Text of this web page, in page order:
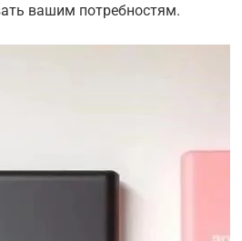
вашим потребностям.